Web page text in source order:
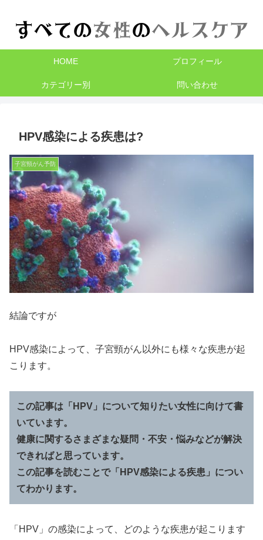
HOME プロフィール
カテゴリー別 問い合わせ
HPV感染による疾患は?
子宮頸がん予防
結論ですが
HPV感染によって、子宮頸がん以外にも様々な疾患が起
こります。
この記事は「HPV」について知りたい女性に向けて書
いています。
健康に関するさまざまな疑問・不安・悩みなどが解決
できればと思っています。
この記事を読むことで「HPV感染による疾患」につい
てわかります。
「HPV」の感染によって、どのような疾患が起こります